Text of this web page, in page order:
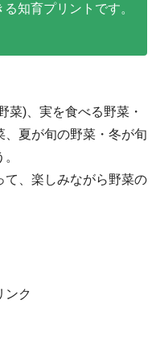
知育プリントです。
菜)、実を食べる野菜・
夏が旬の野菜・冬が旬
て、楽しみながら野菜の
ンク